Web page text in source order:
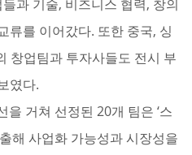
과 기술, 비즈니스 협력, 창의
류를 이어갔다. 또한 중국, 싱
창업팀과 투자사들도 전시 부
였다.
거쳐 선정된 20개 팀은 ‘스
해 사업화 가능성과 시장성을